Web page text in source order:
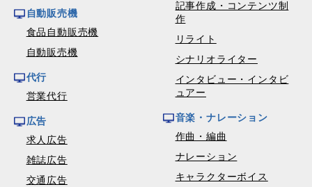
自動販売機
食品自動販売機
自動販売機
代行
営業代行
広告
求人広告
雑誌広告
交通広告
記事作成・コンテンツ制
作
リライト
シナリオライター
インタビュー・インタビ
ュアー
音楽・ナレーション
作曲・編曲
ナレーション
キャラクターボイス